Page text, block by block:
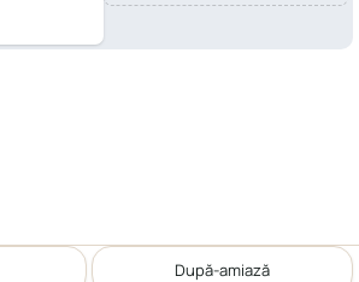
După-amiază